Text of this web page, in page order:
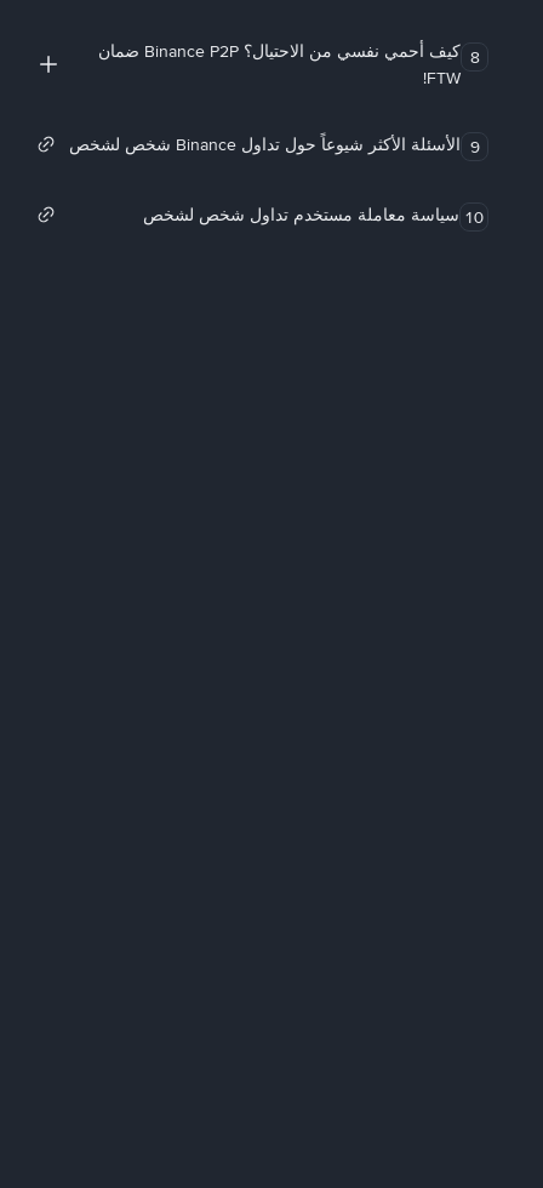
8
كيف أحمي نفسي من الاحتيال؟ Binance P2P ضمان
FTW!
9 الأسئلة الأكثر شيوعاً حول تداول Binance شخص لشخص
10 سياسة معاملة مستخدم تداول شخص لشخص